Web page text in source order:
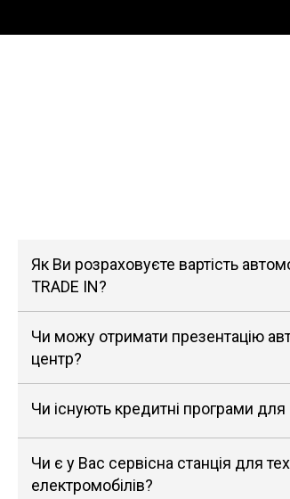
Як Ви розраховуєте вартість
TRADE IN?
Чи можу отримати презентацію
центр?
Чи існують кредитні програми
Чи є у Вас сервісна станція для
електромобілів?